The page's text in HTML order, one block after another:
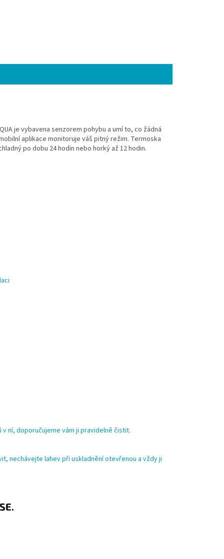
je vybavena senzorem pohybu a umí to, co žádná
aplikace monitoruje váš pitný režim. Termoska
po dobu 24 hodin nebo horký až 12 hodin.
ní, doporučujeme vám ji pravidelně čistit.
nechávejte lahev při uskladnění otevřenou a vždy ji